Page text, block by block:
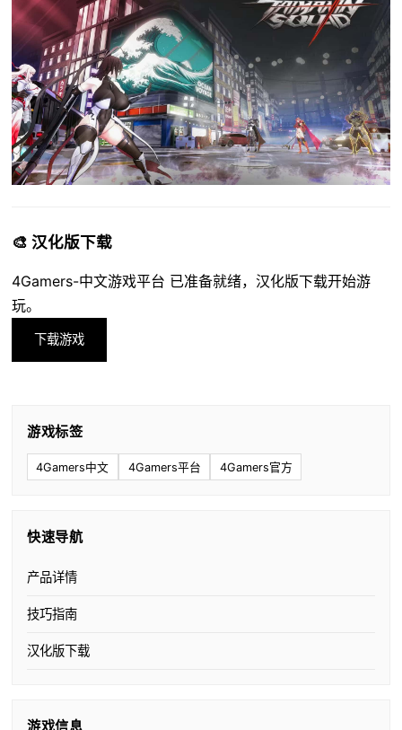
🎨 汉化版下载
4Gamers-中文游戏平台 已准备就绪，汉化版下载开始游
玩。
下载游戏
游戏标签
4Gamers中文 4Gamers平台 4Gamers官方
快速导航
产品详情
技巧指南
汉化版下载
游戏信息